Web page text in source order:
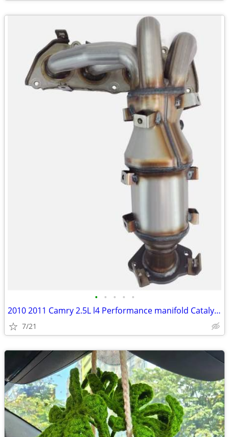
• • • • •
2010 2011 Camry 2.5L l4 Performance manifold Catalytic Convertor NEW
7/21